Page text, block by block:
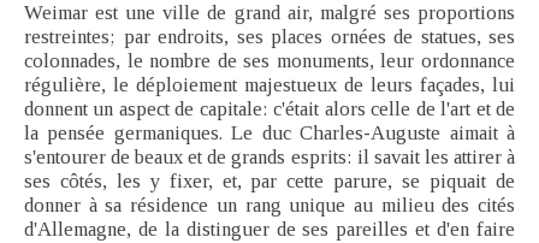
Weimar est une ville de grand air, malgré ses proportions
restreintes; par endroits, ses places ornées de statues, ses
colonnades, le nombre de ses monuments, leur ordonnance
régulière, le déploiement majestueux de leurs façades, lui
donnent un aspect de capitale: c'était alors celle de l'art et de
la pensée germaniques. Le duc Charles-Auguste aimait à
s'entourer de beaux et de grands esprits: il savait les attirer à
ses côtés, les y fixer, et, par cette parure, se piquait de
donner à sa résidence un rang unique au milieu des cités
d'Allemagne, de la distinguer de ses pareilles et d'en faire